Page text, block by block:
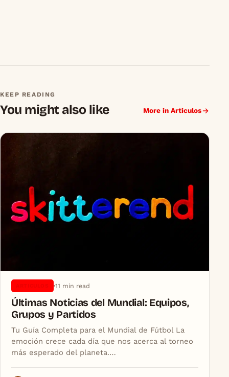
KEEP READING
You might also like More in Articulos
11 min read
Últimas Noticias del Mundial: Equipos,
Grupos y Partidos
Tu Guía Completa para el Mundial de Fútbol La
emoción crece cada día que nos acerca al torneo
más esperado del planeta.…